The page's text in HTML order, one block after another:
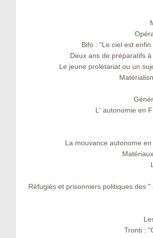
Bifo : "Le ciel est
Deux ans de préparatifs
Le jeune prolétariat ou un
L' autonomie en
La mouvance autonome
Réfugiés et prisonniers politiques des "
Tronti :